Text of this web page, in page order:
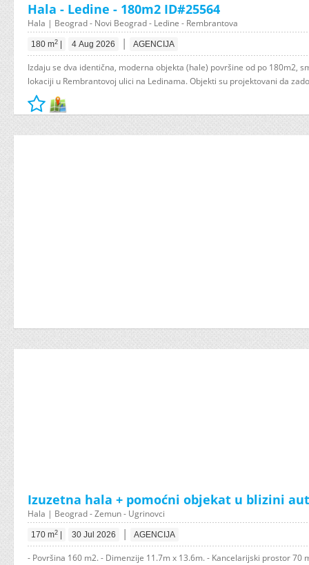
Hala - Ledine - 180m2 ID#25564
Hala | Beograd - Novi Beograd - Ledine - Rembrantova
180 m2 4 Aug 2026 | AGENCIJA
Izdaju se dva identična, moderna objekta (hale) površine od po 180m2,
lokaciji u Rembrantovoj ulici na Ledinama. Objekti su projektovani da
Izuzetna hala + pomoćni objekat u blizini
Hala | Beograd - Zemun - Ugrinovci
170 m2 30 Jul 2026 | AGENCIJA
- Površina 160 m2. - Dimenzije 11.7m x 13.6m. - Kancelarijski prostor 70